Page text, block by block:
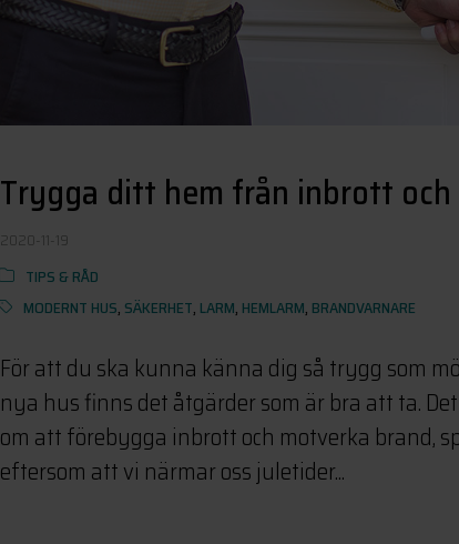
Trygga ditt hem från inbrott och
2020-11-19
TIPS & RÅD
MODERNT HUS, SÄKERHET, LARM, HEMLARM, BRANDVARNARE
För att du ska kunna känna dig så trygg som
nya hus finns det åtgärder som är bra att ta.
om att förebygga inbrott och motverka brand,
eftersom att vi närmar oss juletider...